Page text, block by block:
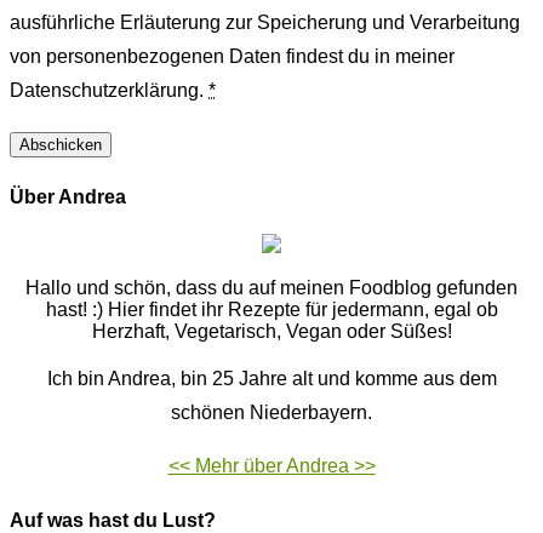
ausführliche Erläuterung zur Speicherung und Verarbeitung
von personenbezogenen Daten findest du in meiner
Datenschutzerklärung. *
Über Andrea
Hallo und schön, dass du auf meinen Foodblog gefunden
hast! :) Hier findet ihr Rezepte für jedermann, egal ob
Herzhaft, Vegetarisch, Vegan oder Süßes!
Ich bin Andrea, bin 25 Jahre alt und komme aus dem
schönen Niederbayern.
<< Mehr über Andrea >>
Auf was hast du Lust?